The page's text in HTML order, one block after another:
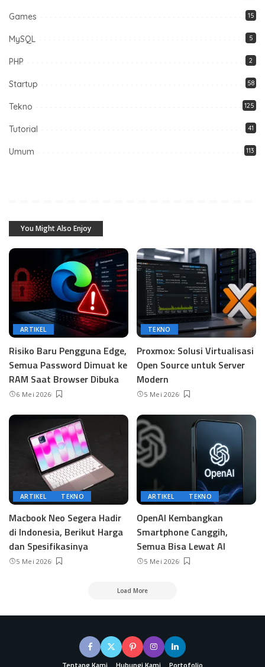
Games 15
MySQL 5
PHP 2
Startup 58
Tekno 125
Tutorial 41
Umum 113
You Might Also Enjoy
ARTIKEL
Risiko Baru Pengguna Edge,
Semua Password Dimuat ke
RAM Saat Browser Dibuka
6 Mei 2026
TEKNO
Proxmox: Solusi Virtualisasi
Open Source untuk Server
Modern
5 Mei 2026
ARTIKEL TEKNO
Macbook Neo Segera Hadir
di Indonesia, Berikut Harga
dan Spesifikasinya
5 Mei 2026
ARTIKEL TEKNO
OpenAI Kembangkan
Smartphone Canggih,
Semua Bisa Lewat AI
5 Mei 2026
Load More